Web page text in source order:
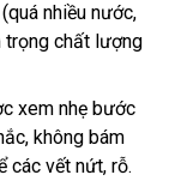
nhiều nước,
trọng chất lượng
xem nhẹ bước
không bám
các vết nứt, rỗ.